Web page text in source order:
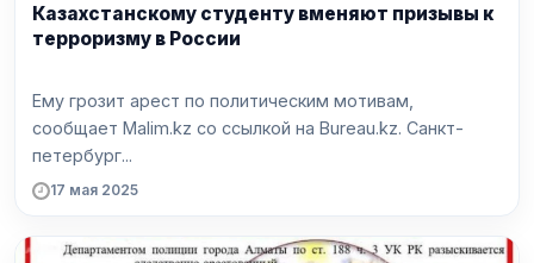
Казахстанскому студенту вменяют призывы к
терроризму в России
Ему грозит арест по политическим мотивам,
сообщает Malim.kz со ссылкой на Bureau.kz. Санкт-
петербург...
17 мая 2025